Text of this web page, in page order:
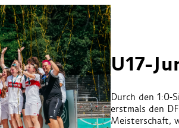
U17-
Durch den 1:0-
erstmals den
Meisterschaft,